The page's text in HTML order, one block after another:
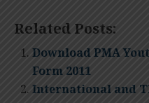
Related Posts:
Download PMA
Form 2011
International and